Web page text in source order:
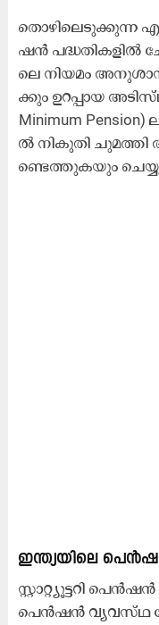
തൊ​ഴി​ലെ​ടു​ക്കു​ന്ന
ഷ​ൻ പ​ദ്ധ​തി​ക​ളി​ൽ
ലെ നി​യ​മം
ക്കും ഉ​റ​പ്പാ​യ
Minimum
ൽ നി​കു​തി ചു​മ​ത്തി
ണ്ടെ​ത്തു​ക​യും
ഇ​ന്ത്യ​യി​ലെ
സ്റ്റാ​റ്റ്യൂ​ട്ട​റി
പെ​ൻ​ഷ​ൻ വ്യ​വ​സ്​​ഥ